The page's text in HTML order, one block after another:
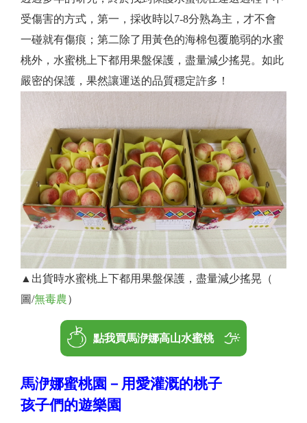
受傷害的方式，第一，採收時以7-8分熟為主，才不會
一碰就有傷痕；第二除了用黃色的海棉包覆脆弱的水蜜
桃外，水蜜桃上下都用果盤保護，盡量減少搖晃。如此
嚴密的保護，果然讓運送的品質穩定許多！
▲出貨時水蜜桃上下都用果盤保護，盡量減少搖晃（
圖/無毒農）
點我買馬洢娜高山水蜜桃
馬洢娜蜜桃園－用愛灌溉的桃子
孩子們的遊樂園